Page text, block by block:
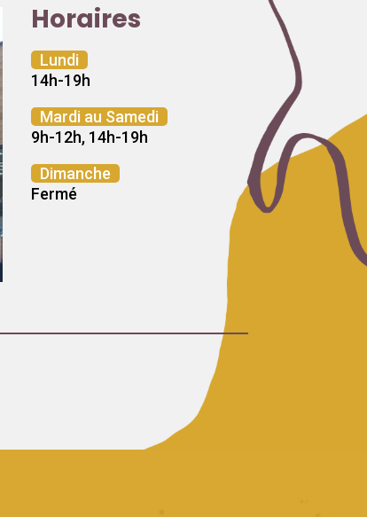
Horaires
Lundi
14h-19h
Mardi au Samedi
9h-12h, 14h-19h
Dimanche
Fermé